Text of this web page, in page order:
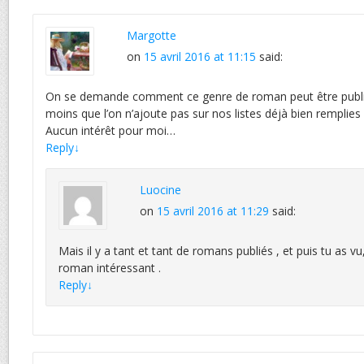
Margotte
on 15 avril 2016 at 11:15 said:
On se demande comment ce genre de roman peut être
moins que l’on n’ajoute pas sur nos listes déjà bien remplies
Aucun intérêt pour moi…
Reply↓
Luocine
on 15 avril 2016 at 11:29 said:
Mais il y a tant et tant de romans publiés , et puis tu as
roman intéressant .
Reply↓